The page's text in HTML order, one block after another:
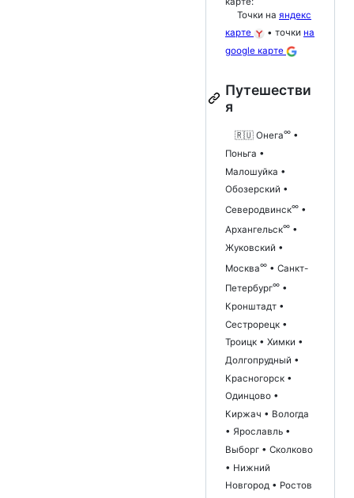
Точки на яндекс
карте
• точки на
google карте
Путешестви
я
🇷🇺 Онега∞ •
Поньга •
Малошуйка •
Обозерский •
Северодвинск∞ •
Архангельск∞ •
Жуковский •
Москва∞ • Санкт-
Петербург∞ •
Кронштадт •
Сестрорецк •
Троицк • Химки •
Долгопрудный •
Красногорск •
Одинцово •
Киржач • Вологда
• Ярославль •
Выборг • Сколково
• Нижний
Новгород • Ростов